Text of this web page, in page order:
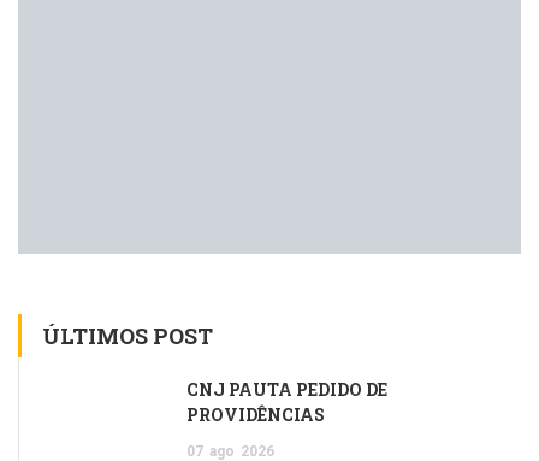
ÚLTIMOS POST
CNJ PAUTA PEDIDO DE
PROVIDÊNCIAS
07 ago 2026